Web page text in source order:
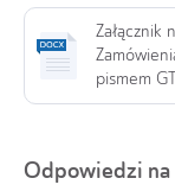
Załącznik
pismem
Odpowiedzi